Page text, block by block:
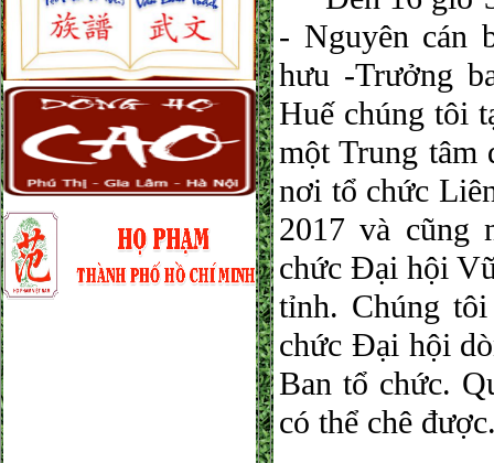
- Nguyên cán
hưu -Trưởng
Huế chúng tôi
một Trung
nơi tổ chức
2017 và cũng
chức Đại hội
tỉnh. Chúng
chức Đại hội
Ban tổ chức.
có thể chê